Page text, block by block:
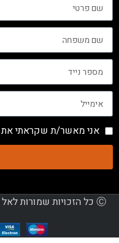
אני מאשר/ת שקראתי את
Ⓒ כל הזכויות שמורות לאל הארץ בע"מ. Produced by